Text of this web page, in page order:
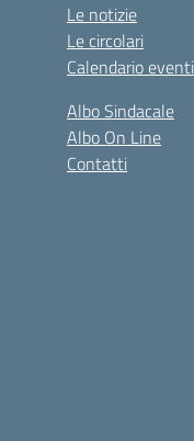
Le notizie
Le circolari
Calendario eventi
Albo Sindacale
Albo On Line
Contatti